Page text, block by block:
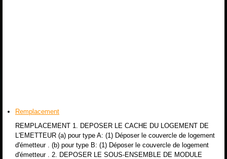
Remplacement
REMPLACEMENT 1. DEPOSER LE CACHE DU LOGEMENT DE
L'EMETTEUR (a) pour type A: (1) Déposer le couvercle de logement
d'émetteur . (b) pour type B: (1) Déposer le couvercle de logement
d'émetteur . 2. DEPOSER LE SOUS-ENSEMBLE DE MODULE